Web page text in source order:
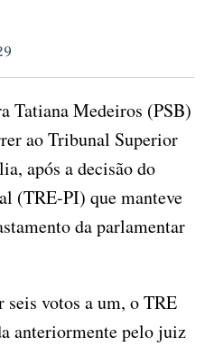
Tatiana Medeiros (PSB)
ao Tribunal Superior
após a decisão do
(TRE-PI) que manteve
da parlamentar
votos a um, o TRE
anteriormente pelo juiz